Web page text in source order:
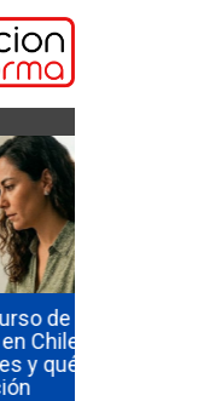
de
Chile
y qué